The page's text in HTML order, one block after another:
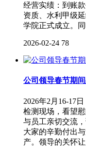
经营实绩：到账
资质、水利甲级
学院正式成立。
2026-02-24 78
公司领导春节期
2026年2月16-17
检测现场，看望
与员工亲切交流
大家的辛勤付出
产。领导的关怀